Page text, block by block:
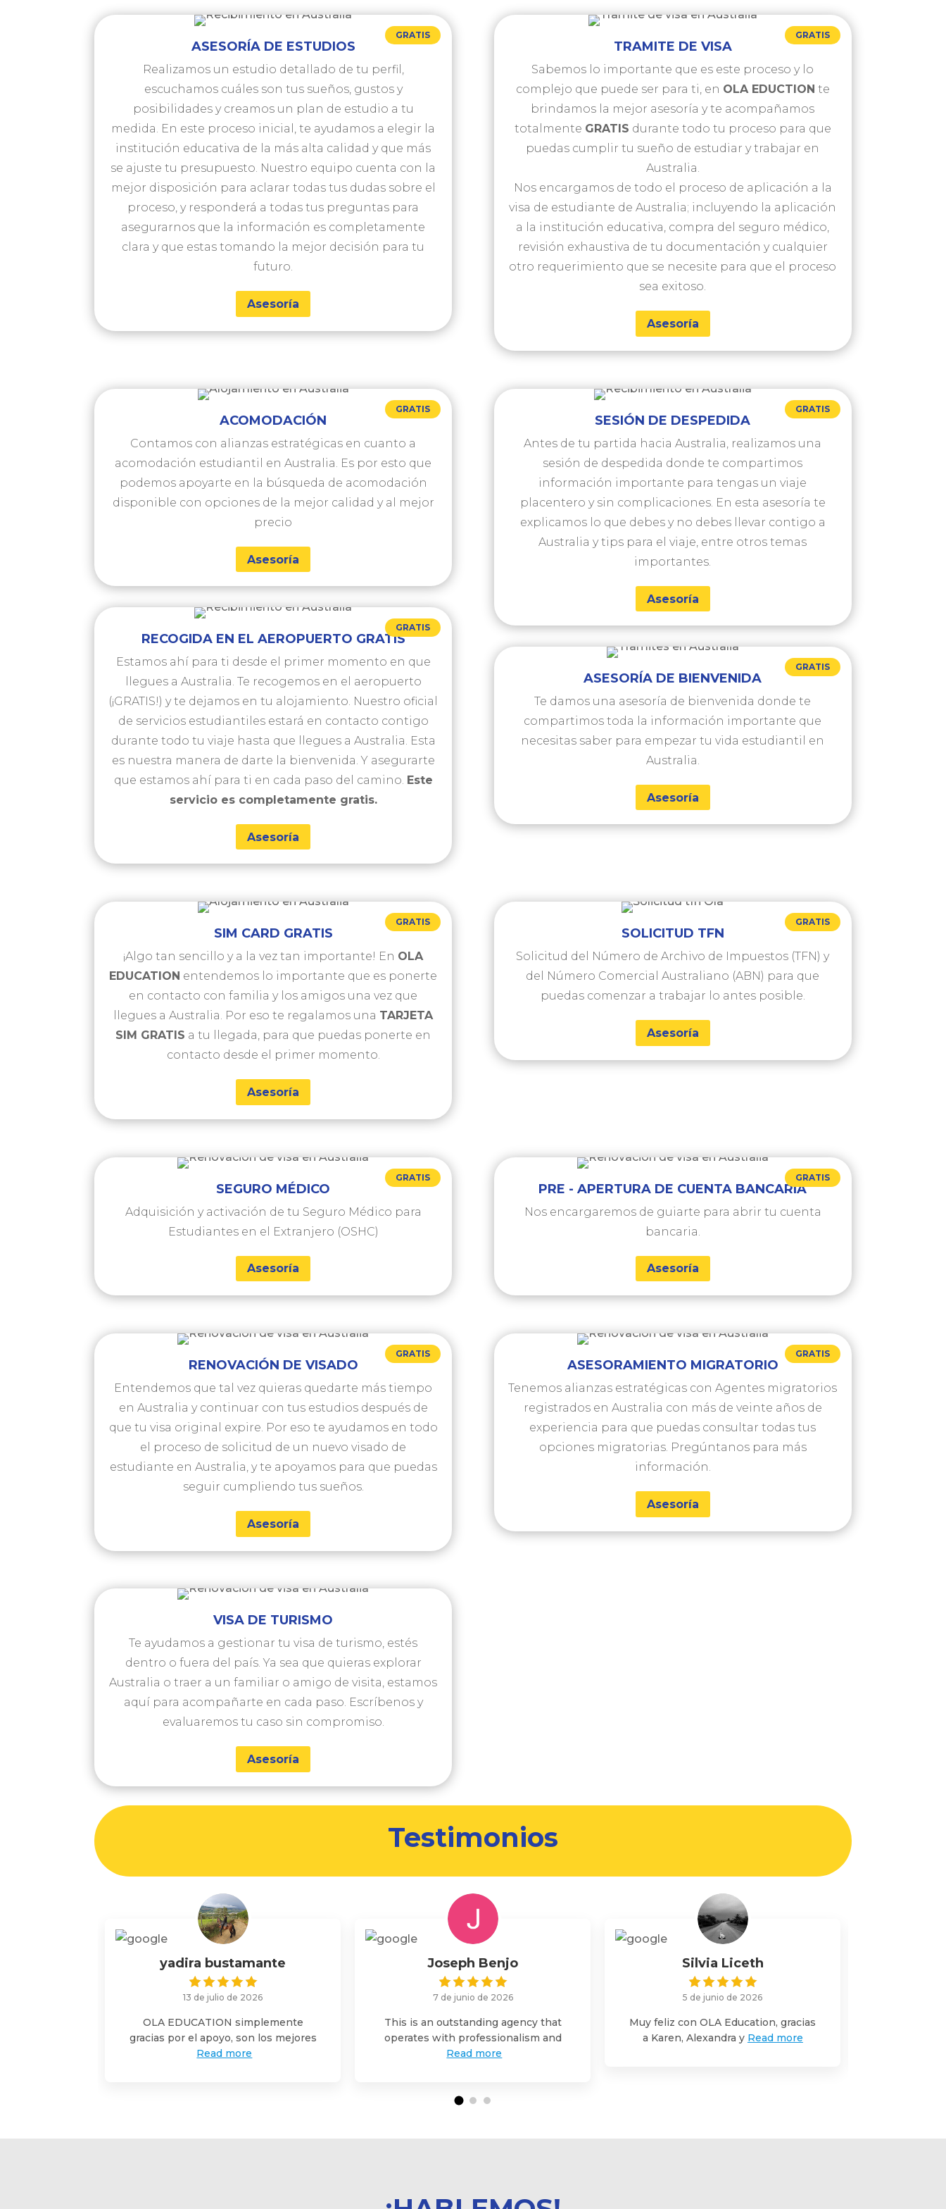
GRATIS
ASESORÍA DE ESTUDIOS
Realizamos un estudio detallado de tu perfil,
escuchamos cuáles son tus sueños, gustos y
posibilidades y creamos un plan de estudio a tu
medida. En este proceso inicial, te ayudamos a elegir la
institución educativa de la más alta calidad y que más
se ajuste tu presupuesto. Nuestro equipo cuenta con la
mejor disposición para aclarar todas tus dudas sobre el
proceso, y responderá a todas tus preguntas para
asegurarnos que la información es completamente
clara y que estas tomando la mejor decisión para tu
futuro.
Asesoría
GRATIS
TRAMITE DE VISA
Sabemos lo importante que es este proceso y lo
complejo que puede ser para ti, en OLA EDUCTION te
brindamos la mejor asesoría y te acompañamos
totalmente GRATIS durante todo tu proceso para que
puedas cumplir tu sueño de estudiar y trabajar en
Australia.
Nos encargamos de todo el proceso de aplicación a la
visa de estudiante de Australia; incluyendo la aplicación
a la institución educativa, compra del seguro médico,
revisión exhaustiva de tu documentación y cualquier
otro requerimiento que se necesite para que el proceso
sea exitoso.
Asesoría
GRATIS
ACOMODACIÓN
Contamos con alianzas estratégicas en cuanto a
acomodación estudiantil en Australia. Es por esto que
podemos apoyarte en la búsqueda de acomodación
disponible con opciones de la mejor calidad y al mejor
precio
Asesoría
GRATIS
RECOGIDA EN EL AEROPUERTO GRATIS
Estamos ahí para ti desde el primer momento en que
llegues a Australia. Te recogemos en el aeropuerto
(¡GRATIS!) y te dejamos en tu alojamiento. Nuestro oficial
de servicios estudiantiles estará en contacto contigo
durante todo tu viaje hasta que llegues a Australia. Esta
es nuestra manera de darte la bienvenida. Y asegurarte
que estamos ahí para ti en cada paso del camino. Este
servicio es completamente gratis.
Asesoría
GRATIS
SESIÓN DE DESPEDIDA
Antes de tu partida hacia Australia, realizamos una
sesión de despedida donde te compartimos
información importante para tengas un viaje
placentero y sin complicaciones. En esta asesoría te
explicamos lo que debes y no debes llevar contigo a
Australia y tips para el viaje, entre otros temas
importantes.
Asesoría
GRATIS
ASESORÍA DE BIENVENIDA
Te damos una asesoría de bienvenida donde te
compartimos toda la información importante que
necesitas saber para empezar tu vida estudiantil en
Australia.
Asesoría
GRATIS
SIM CARD GRATIS
¡Algo tan sencillo y a la vez tan importante! En OLA
EDUCATION entendemos lo importante que es ponerte
en contacto con familia y los amigos una vez que
llegues a Australia. Por eso te regalamos una TARJETA
SIM GRATIS a tu llegada, para que puedas ponerte en
contacto desde el primer momento.
Asesoría
GRATIS
SOLICITUD TFN
Solicitud del Número de Archivo de Impuestos (TFN) y
del Número Comercial Australiano (ABN) para que
puedas comenzar a trabajar lo antes posible.
Asesoría
GRATIS
SEGURO MÉDICO
Adquisición y activación de tu Seguro Médico para
Estudiantes en el Extranjero (OSHC)
Asesoría
GRATIS
PRE - APERTURA DE CUENTA BANCARIA
Nos encargaremos de guiarte para abrir tu cuenta
bancaria.
Asesoría
GRATIS
RENOVACIÓN DE VISADO
Entendemos que tal vez quieras quedarte más tiempo
en Australia y continuar con tus estudios después de
que tu visa original expire. Por eso te ayudamos en todo
el proceso de solicitud de un nuevo visado de
estudiante en Australia, y te apoyamos para que puedas
seguir cumpliendo tus sueños.
Asesoría
GRATIS
ASESORAMIENTO MIGRATORIO
Tenemos alianzas estratégicas con Agentes migratorios
registrados en Australia con más de veinte años de
experiencia para que puedas consultar todas tus
opciones migratorias. Pregúntanos para más
información.
Asesoría
VISA DE TURISMO
Te ayudamos a gestionar tu visa de turismo, estés
dentro o fuera del país. Ya sea que quieras explorar
Australia o traer a un familiar o amigo de visita, estamos
aquí para acompañarte en cada paso. Escríbenos y
evaluaremos tu caso sin compromiso.
Asesoría
Testimonios
yadira bustamante
13 de julio de 2026
OLA EDUCATION simplemente
gracias por el apoyo, son los mejores
Read more
Joseph Benjo
7 de junio de 2026
This is an outstanding agency that
operates with professionalism and
Read more
Silvia Liceth
5 de junio de 2026
Muy feliz con OLA Education, gracias
a Karen, Alexandra y Read more